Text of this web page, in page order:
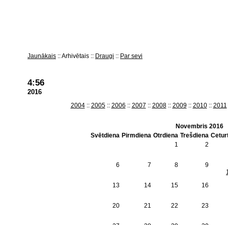
Jaunākais Arhivētais Draugi Par sevi
4:56
2016
2004 2005 2006 2007 2008 2009 2010 2011
Novembris 2016
Svētdiena Pirmdiena Otrdiena Trešdiena
1
2
6 7 8
9
13
14 15 16
20 21 22 23